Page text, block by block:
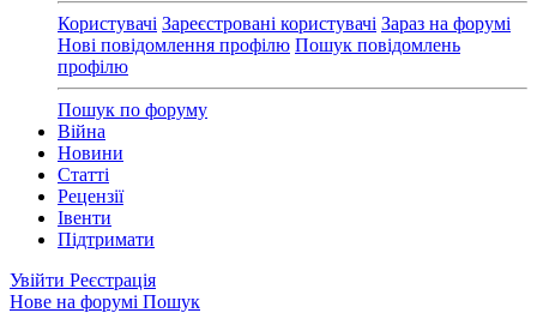
Користувачі Зареєстровані користувачі Зараз на форумі
Нові повідомлення профілю Пошук повідомлень
профілю
Пошук по форуму
Війна
Новини
Статті
Рецензії
Івенти
Підтримати
Увійти Реєстрація
Нове на форумі Пошук